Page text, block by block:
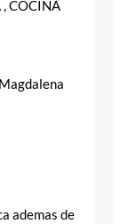
COCINA
ademas de